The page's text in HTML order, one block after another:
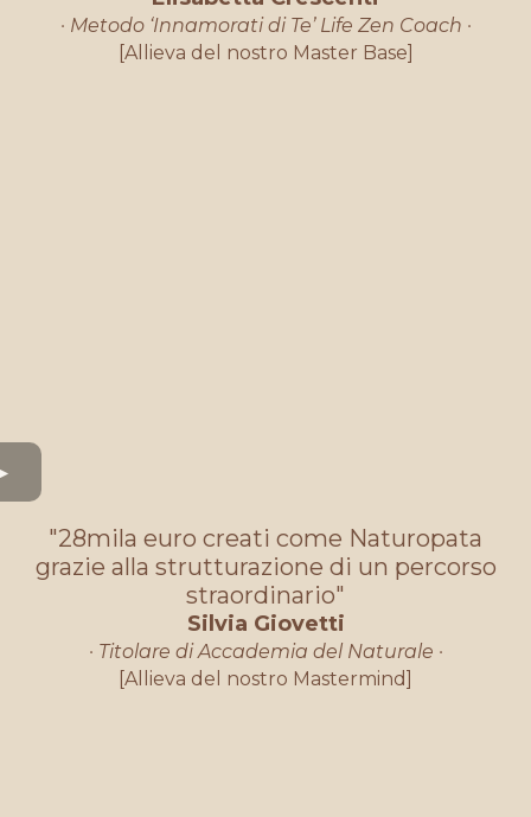
· Metodo ‘Innamorati di Te’ Life Zen Coach ·
[Allieva del nostro Master Base]
"28mila euro creati come Naturopata
grazie alla strutturazione di un percorso
straordinario"
Silvia Giovetti
· Titolare di Accademia del Naturale ·
[Allieva del nostro Mastermind]